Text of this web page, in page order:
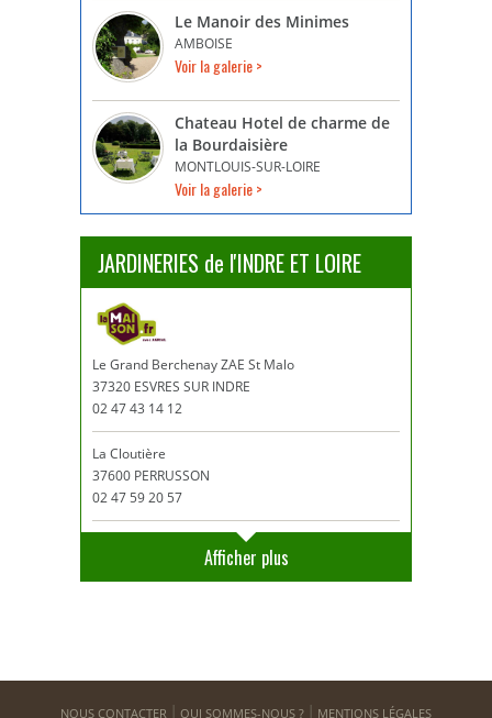
Le Manoir des Minimes
AMBOISE
Voir la galerie >
Chateau Hotel de charme de
la Bourdaisière
MONTLOUIS-SUR-LOIRE
Voir la galerie >
JARDINERIES de l'INDRE ET LOIRE
Le Grand Berchenay ZAE St Malo
37320 ESVRES SUR INDRE
02 47 43 14 12
La Cloutière
37600 PERRUSSON
02 47 59 20 57
Afficher plus
NOUS CONTACTER QUI SOMMES-NOUS ? MENTIONS LÉGALES